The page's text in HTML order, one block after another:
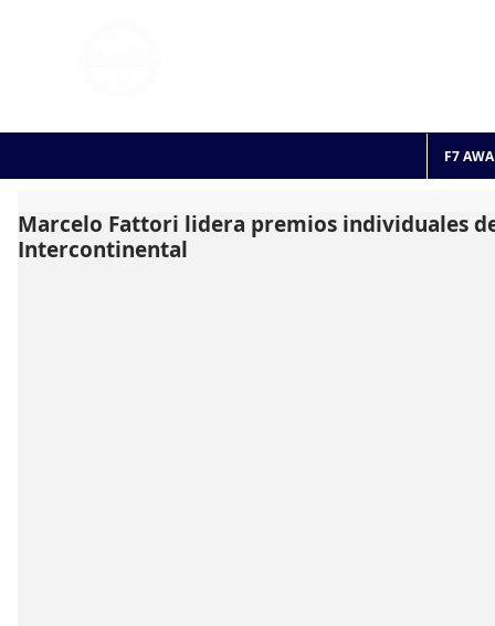
F7
Marcelo Fattori lidera premios individuales
Intercontinental